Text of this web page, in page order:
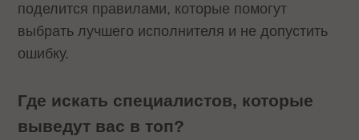
поделится правилами, которые помогут
выбрать лучшего исполнителя и не допустить
ошибку.
Где искать специалистов, которые
выведут вас в топ?